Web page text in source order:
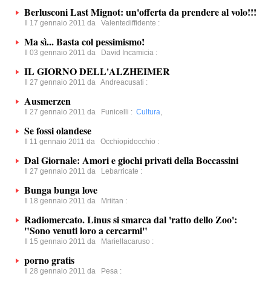
Berlusconi Last Mignot: un'offerta da prendere al volo!!!
Il 17 gennaio 2011 da Valentediffidente :
Ma sì... Basta col pessimismo!
Il 03 gennaio 2011 da David Incamicia :
IL GIORNO DELL'ALZHEIMER
Il 27 gennaio 2011 da Andreacusati :
Ausmerzen
Il 27 gennaio 2011 da Funicelli : Cultura,
Se fossi olandese
Il 11 gennaio 2011 da Occhiopidocchio :
Dal Giornale: Amori e giochi privati della Boccassini
Il 27 gennaio 2011 da Lebarricate :
Bunga bunga love
Il 18 gennaio 2011 da Mriitan :
Radiomercato. Linus si smarca dal 'ratto dello Zoo':
"Sono venuti loro a cercarmi"
Il 15 gennaio 2011 da Mariellacaruso :
porno gratis
Il 28 gennaio 2011 da Pesa :